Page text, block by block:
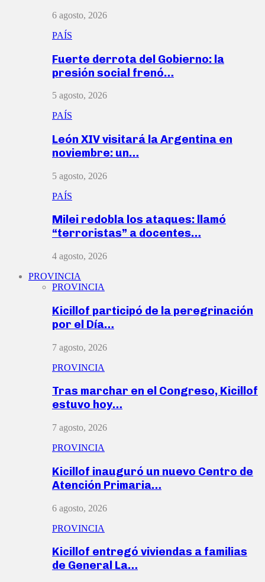
6 agosto, 2026
PAÍS
Fuerte derrota del Gobierno: la
presión social frenó…
5 agosto, 2026
PAÍS
León XIV visitará la Argentina en
noviembre: un…
5 agosto, 2026
PAÍS
Milei redobla los ataques: llamó
“terroristas” a docentes…
4 agosto, 2026
PROVINCIA
PROVINCIA
Kicillof participó de la peregrinación
por el Día…
7 agosto, 2026
PROVINCIA
Tras marchar en el Congreso, Kicillof
estuvo hoy…
7 agosto, 2026
PROVINCIA
Kicillof inauguró un nuevo Centro de
Atención Primaria…
6 agosto, 2026
PROVINCIA
Kicillof entregó viviendas a familias
de General La…